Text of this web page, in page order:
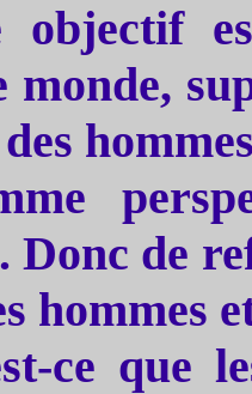
objectif
Donc de
hommes
ce que